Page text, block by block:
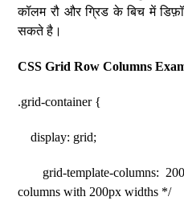
कॉलम रौ और ग्रिड के बिच में
सकते है।
CSS Grid Row Columns
.grid-container {
display: grid;
grid-template-columns:
columns with 200px widths */